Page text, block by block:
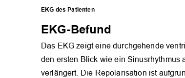
EKG des Patienten
EKG-Befund
Das EKG zeigt eine durchgehende
den ersten Blick wie ein Sinusrhythmus
verlängert. Die Repolarisation ist